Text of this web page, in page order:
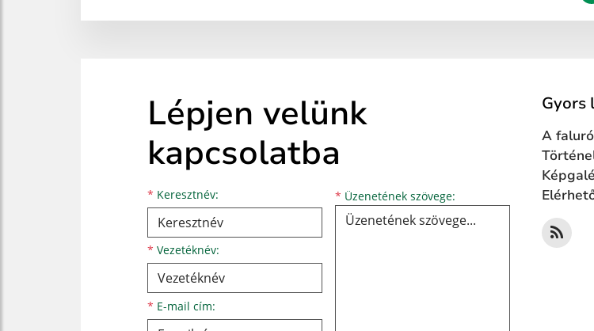
Lépjen velünk
kapcsolatba
* Keresztnév:
Keresztnév
* Vezetéknév:
Vezetéknév
* E-mail cím:
E-mail cím * Üzenetének szövege: Üzenetének szövege...
Gyors
A